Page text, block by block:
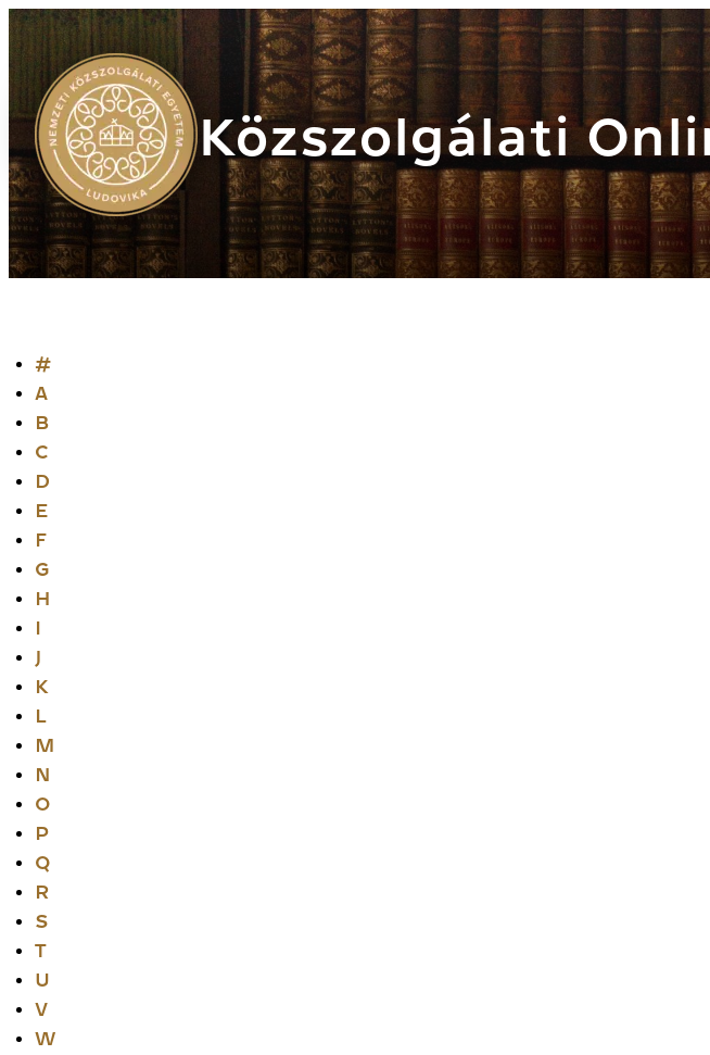
Közszolgálati
#
A
B
C
D
E
F
G
H
I
J
K
L
M
N
O
P
Q
R
S
T
U
V
W